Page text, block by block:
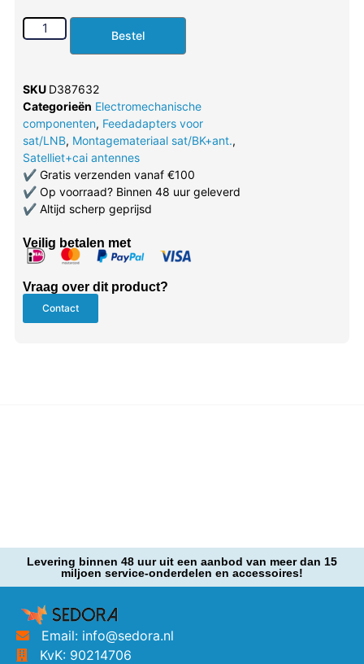
Bestel
SKU D387632
Categorieën Electromechanische
componenten, Feedadapters voor
sat/LNB, Montagemateriaal sat/BK+ant.,
Satelliet+cai antennes
✔Gratis verzenden vanaf €100
✔Op voorraad? Binnen 48 uur geleverd
✔Altijd scherp geprijsd
Veilig betalen met
Vraag over dit product?
Contact
Levering binnen 48 uur uit een aanbod van meer dan 15
miljoen service-onderdelen en accessoires!
Email: info@sedora.nl
KvK: 90214706